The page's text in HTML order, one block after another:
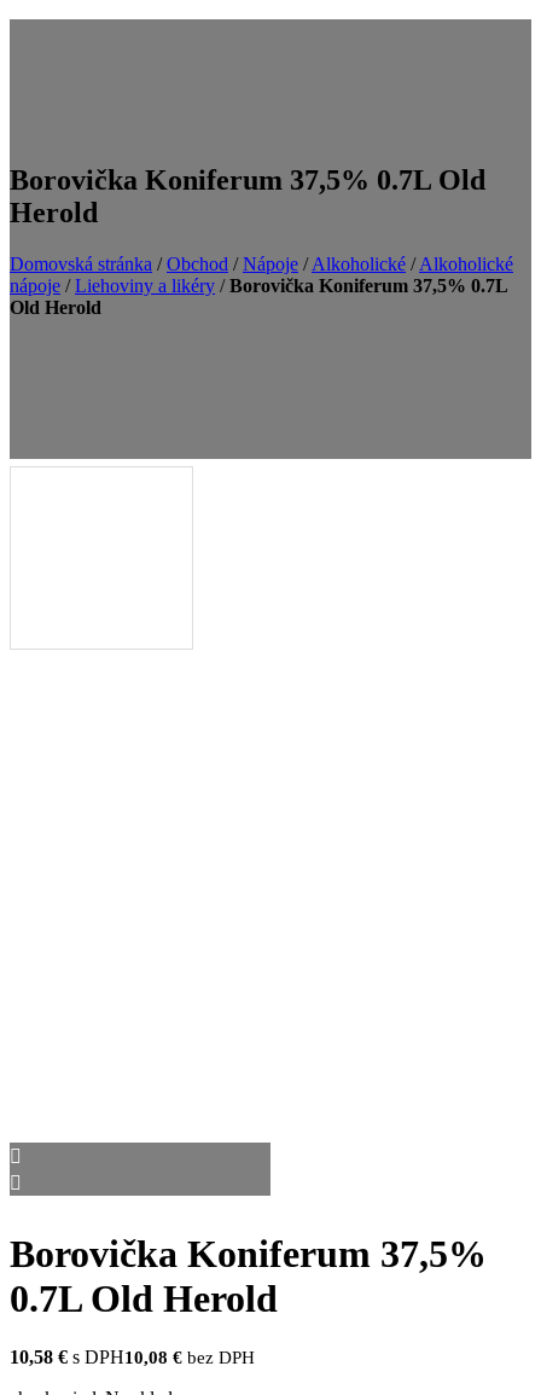
Borovička Koniferum 37,5% 0.7L Old
Herold
Domovská stránka /Obchod /Nápoje /Alkoholické /Alkoholické
nápoje /Liehoviny a likéry /Borovička Koniferum 37,5% 0.7L
Old Herold
Borovička Koniferum 37,5%
0.7L Old Herold
10,58 € s DPH10,08 € bez DPH